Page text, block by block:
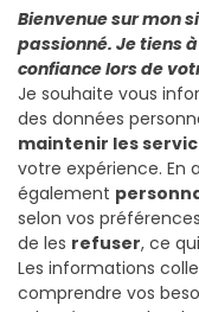
Bienvenue sur mon
passionné. Je tiens
confiance lors de
Je souhaite vous
des données
maintenir les
votre expérience. En
également
selon vos
de les refuser, ce
Les informations
comprendre vos